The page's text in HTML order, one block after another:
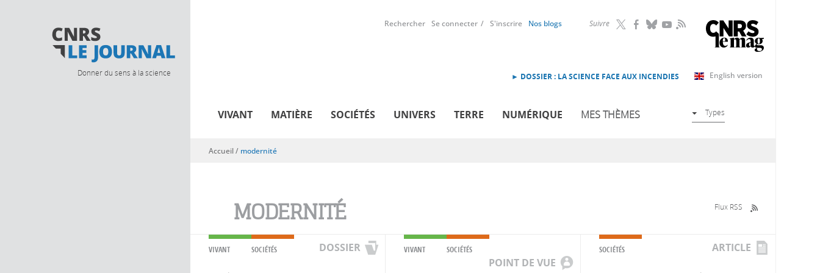
Donner du sens à la science
Suivre RSS
Rechercher Se connecter S'inscrire Nos blogs
English version
► DOSSIER : LA SCIENCE FACE AUX INCENDIES
VIVANT MATIÈRE SOCIÉTÉS UNIVERS TERRE NUMÉRIQUE MES THÈMES Types
Vous êtes ici
Accueil/ modernité
MODERNITÉ Flux RSS
VIVANT SOCIÉTÉS DOSSIER VIVANT SOCIÉTÉS
POINT DE VUE
SOCIÉTÉS ARTICLE